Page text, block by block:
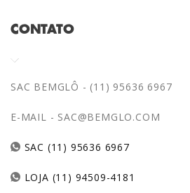
CONTATO
SAC BEMGLÔ - (11) 95636 6967
E-MAIL - SAC@BEMGLO.COM
SAC (11) 95636 6967
LOJA (11) 94509-4181